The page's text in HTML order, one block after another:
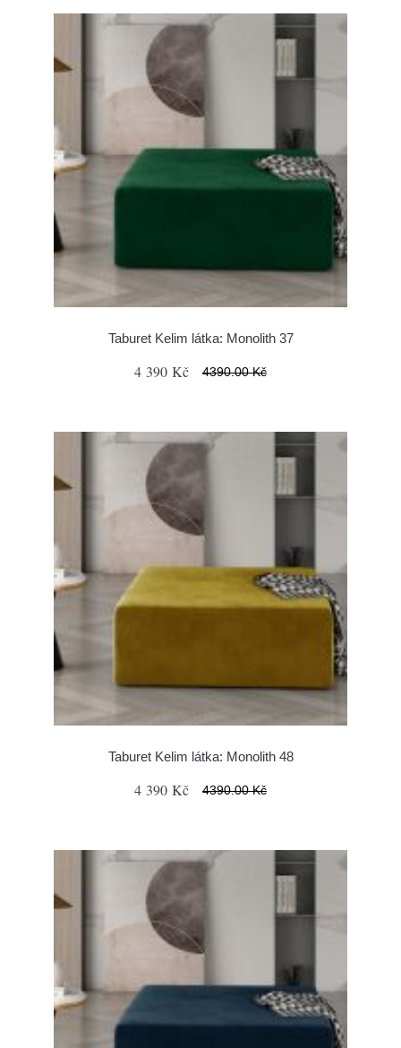
Taburet Kelim látka: Monolith 37
4 390 Kč 4390.00 Kč
Taburet Kelim látka: Monolith 48
4 390 Kč 4390.00 Kč